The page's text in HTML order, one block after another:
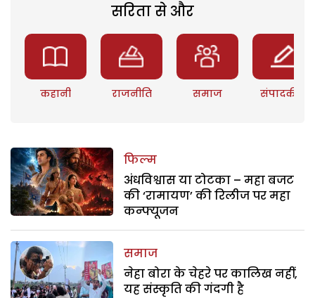
सरिता से और
कहानी राजनीति समाज संपादकीय
फिल्म
अंधविश्वास या टोटका – महा बजट
की ‘रामायण’ की रिलीज पर महा
कन्फ्यूजन
समाज
नेहा बोरा के चेहरे पर कालिख नहीं,
यह संस्कृति की गंदगी है